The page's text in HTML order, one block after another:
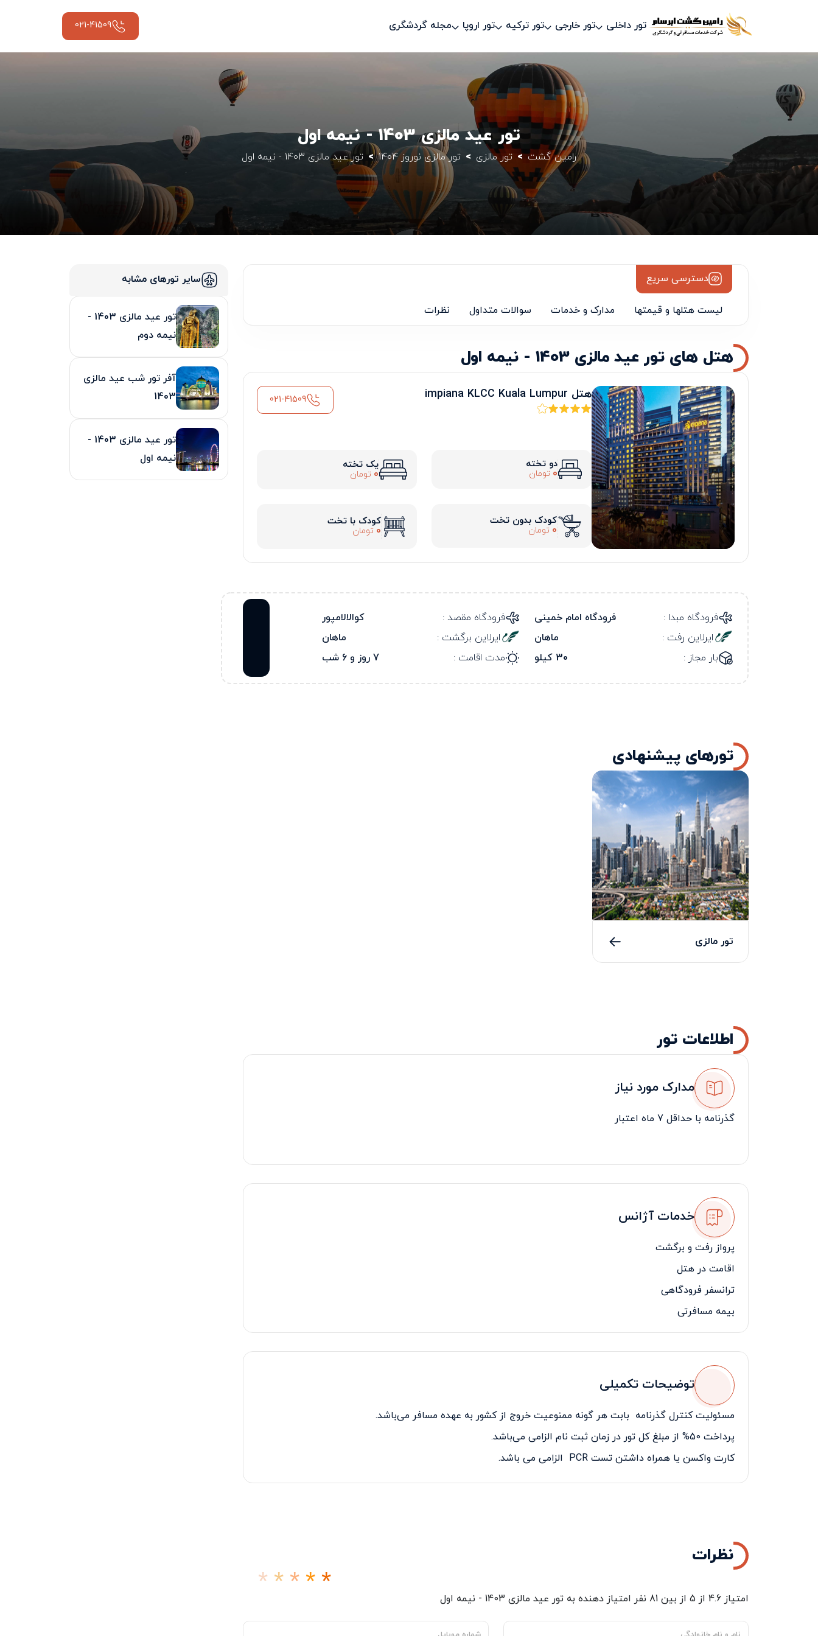
تور داخلی تور خارجی تور ترکیه تور اروپا مجله گردشگری 021-41509
تور عید مالزی 1403 - نیمه اول
رامین گشت تور مالزی تور مالزی نوروز 1404 تور عید مالزی 1403 - نیمه اول
دسترسی سریع
لیست هتلها و قیمتها مدارک و خدمات سوالات متداول نظرات
هتل های تور عید مالزی 1403 - نیمه اول
هتل impiana KLCC Kuala Lumpur 021-41509
دو تخته
0 تومان
یک تخته
0 تومان
کودک بدون تخت
0 تومان
کودک با تخت
0 تومان
فرودگاه مبدا : فرودگاه امام خمینی فرودگاه مقصد :
کوالالامپور
ایرلاین رفت :
ماهان ایرلاین برگشت :
ماهان
بار مجاز :
30 کیلو مدت اقامت : 7 روز و 6 شب
تورهای پیشنهادی
تور مالزی
اطلاعات تور
مدارک مورد نیاز
گذرنامه با حداقل 7 ماه اعتبار
خدمات آژانس
پرواز رفت و برگشت
اقامت در هتل
ترانسفر فرودگاهی
بیمه مسافرتی
لیدر مسافرتی فارسی زبان
توضیحات تکمیلی
مسئولیت کنترل گذرنامه بابت هر گونه ممنوعیت خروج از کشور به عهده مسافر می‌باشد.
پرداخت 50% از مبلغ کل تور در زمان ثبت نام الزامی می‌باشد.
کارت واکسن یا همراه داشتن تست PCR الزامی می باشد.
نظرات
امتیاز 4.6 از 5 از بین 81 نفر امتیاز دهنده به تور عید مالزی 1403 - نیمه اول
سایر تورهای مشابه
تور عید مالزی 1403 -
نیمه دوم
آفر تور شب عید مالزی
1403
تور عید مالزی 1403 -
نیمه اول